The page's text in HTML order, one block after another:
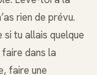
rien de prévu.
si tu allais quelque
dans la
faire une